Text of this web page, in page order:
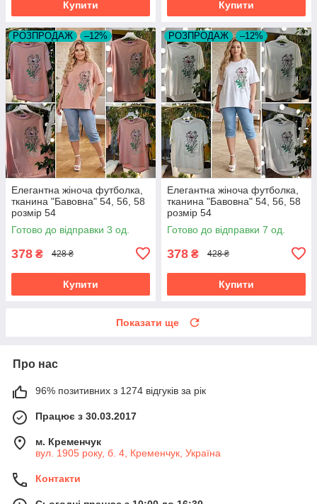
Купити Купити
РОЗПРОДАЖ –12%
Елегантна жіноча футболка,
тканина "Бавовна" 54, 56, 58
розмір 54
Готово до відправки 3 од.
378 ₴ 428 ₴
Купити
РОЗПРОДАЖ –12%
Елегантна жіноча футболка,
тканина "Бавовна" 54, 56, 58
розмір 54
Готово до відправки 7 од.
378 ₴ 428 ₴
Купити
Показати ще
Про нас
96% позитивних з 1274 відгуків за рік
Працює з 30.03.2017
м. Кременчук
вул. 1905 року, б. 4, Кременчук, Україна
Контакти